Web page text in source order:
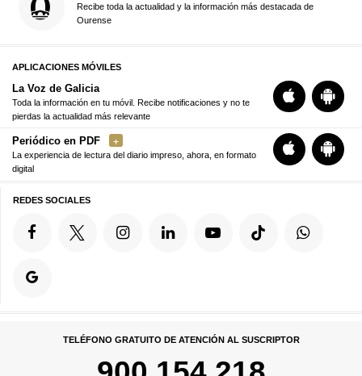
Recibe toda la actualidad y la información más destacada de
Ourense
APLICACIONES MÓVILES
La Voz de Galicia
Toda la información en tu móvil. Recibe notificaciones y no te
pierdas la actualidad más relevante
Periódico en PDF
La experiencia de lectura del diario impreso, ahora, en formato
digital
REDES SOCIALES
TELÉFONO GRATUITO DE ATENCIÓN AL SUSCRIPTOR